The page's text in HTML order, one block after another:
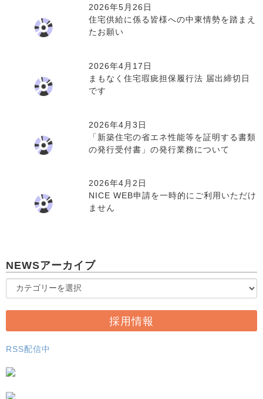
2026年5月26日
住宅供給に係る皆様への中東情勢を踏まえ
たお願い
2026年4月17日
まもなく住宅瑕疵担保履行法 届出締切日
です
2026年4月3日
「新築住宅の省エネ性能等を証明する書類
の発行受付書」の発行業務について
2026年4月2日
NICE WEB申請を一時的にご利用いただけ
ません
NEWSアーカイブ
採用情報
RSS配信中